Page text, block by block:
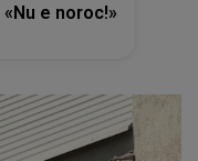
e noroc!»